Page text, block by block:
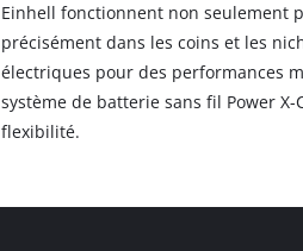
Einhell fonctionnent non seulement
précisément dans les coins et les
électriques pour des performances
système de batterie sans fil Power
flexibilité.